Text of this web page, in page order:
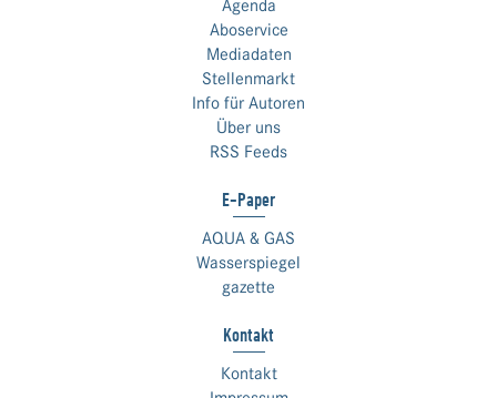
Agenda
Aboservice
Mediadaten
Stellenmarkt
Info für Autoren
Über uns
RSS Feeds
E-Paper
AQUA & GAS
Wasserspiegel
gazette
Kontakt
Kontakt